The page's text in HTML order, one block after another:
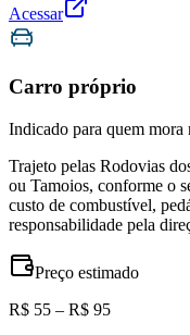
Acessar
Carro próprio
Indicado para quem mora
Trajeto pelas Rodovias
ou Tamoios, conforme o
custo de combustível,
responsabilidade pela
Preço estimado
R$ 55 – R$ 95